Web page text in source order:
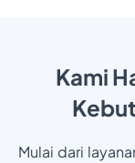
Kami
Mulai dari